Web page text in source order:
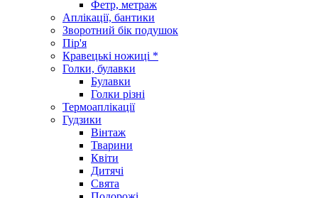
Фетр, метраж
Аплікації, бантики
Зворотний бік подушок
Пір'я
Кравецькі ножиці *
Голки, булавки
Булавки
Голки різні
Термоаплікації
Гудзики
Вінтаж
Тварини
Квіти
Дитячі
Свята